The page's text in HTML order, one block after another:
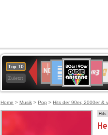
Top 10
Zuletzt
Deutschlandfunk
80er
90er
OLDIE
ANTENNE
SWR3
SWR
Kultur
NDR
2
Home > Musik > Pop > Hits der 90er, 2000er &
Hits